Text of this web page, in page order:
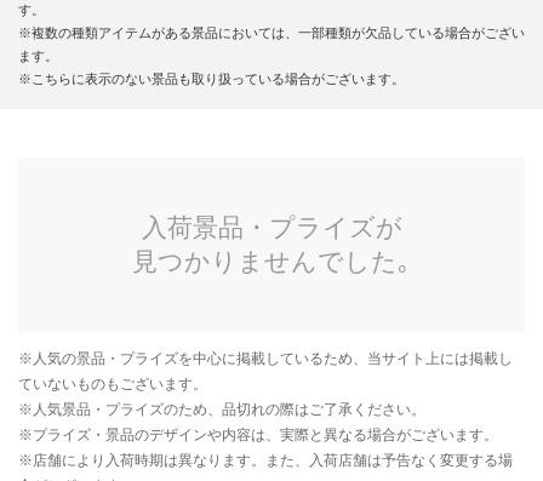
す。
※複数の種類アイテムがある景品においては、一部種類が欠品している場合がござい
ます。
※こちらに表示のない景品も取り扱っている場合がございます。